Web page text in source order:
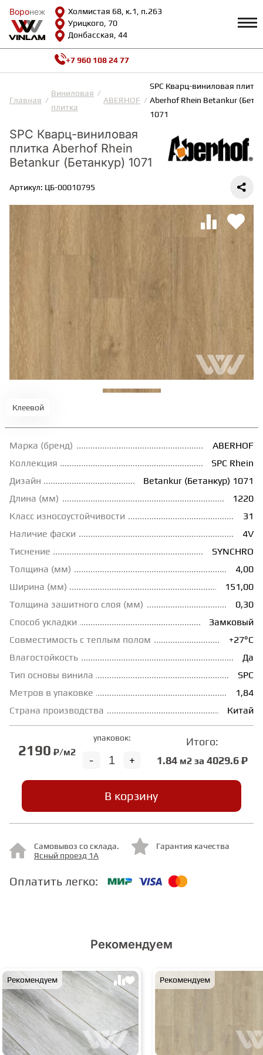
Воронеж
Холмистая 68, к.1, п.263
Урицкого, 70
Донбасская, 44
Воронеж
КАТАЛОГ Профиль
Доставка и оплата
Сотрудничество
Вопросы и ответы
Видеообзоры
Полезная информация
Калькулятор
О нас
Контакты
ЛАМИНАТ
ПАРКЕТНАЯ ДОСКА
МОДУЛЬНЫЕ ПВХ
ПОДЛОЖКА
НАЛИВНОЙ ПОЛ
ТЕПЛЫЙ ПОЛ
ТЕРМОПАРКЕТ
ИСКУССТВЕННАЯ ТРАВА
ИНЖЕНЕРНЫЙ МОДУЛЬ
СТУПЕНИ
ФАНЕРА
ЛАМИНАТ SWF
+7 960 108 24 77
Главная
Виниловая
плитка
ABERHOF
SPC Кварц-виниловая плитка
Aberhof Rhein Betankur
1071
SPC Кварц-виниловая
плитка Aberhof Rhein
Betankur (Бетанкур) 1071
Артикул: ЦБ-00010795
Клеевой
Марка (бренд)
ABERHOF
Коллекция
SPC Rhein
Дизайн
Betankur (Бетанкур) 1071
Длина (мм)
1220
Класс износоустойчивости
31
Наличие фаски
4V
Тиснение
SYNCHRO
Толщина (мм)
4,00
Ширина (мм)
151,00
Толщина зашитного слоя (мм)
0,30
Способ укладки
Замковый
Совместимость с теплым полом
+27°С
Влагостойкость
Да
Тип основы винила
SPC
Метров в упаковке
1,84
Страна производства
Китай
2190 ₽/м2
упаковок:
+
-
Итого:
1.84м2 за 4029.6 ₽
В корзину
Самовывоз со склада.
Ясный проезд 1А
Гарантия качества
Оплатить легко:
Рекомендуем
Рекомендуем Рекомендуем